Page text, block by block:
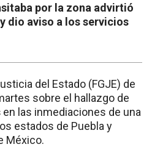
por la zona advirtió
dio aviso a los servicios
del Estado (FGJE) de
sobre el hallazgo de
en las inmediaciones de una
estados de Puebla y
México.